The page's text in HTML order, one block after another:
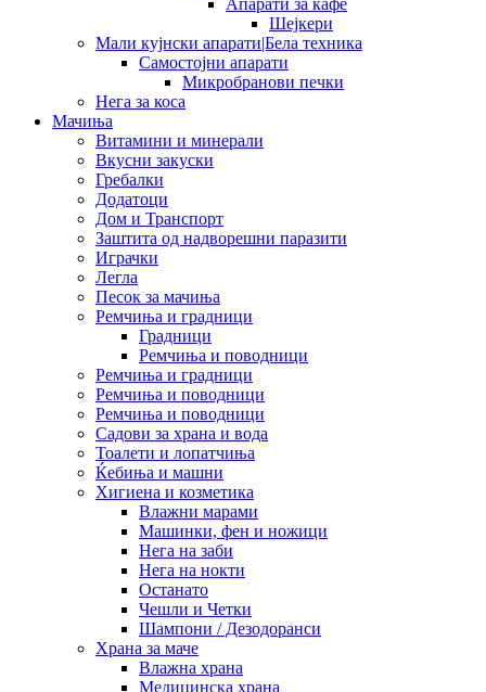
Шејкери
Мали кујнски апарати|Бела техника
Самостојни апарати
Микробранови печки
Нега за коса
Мачиња
Витамини и минерали
Вкусни закуски
Гребалки
Додатоци
Дом и Транспорт
Заштита од надворешни паразити
Играчки
Легла
Песок за мачиња
Ремчиња и градници
Градници
Ремчиња и поводници
Ремчиња и градници
Ремчиња и поводници
Ремчиња и поводници
Садови за храна и вода
Тоалети и лопатчиња
Ќебиња и машни
Хигиена и козметика
Влажни марами
Машинки, фен и ножици
Нега на заби
Нега на нокти
Останато
Чешли и Четки
Шампони / Дезодоранси
Храна за маче
Влажна храна
Медицинска храна